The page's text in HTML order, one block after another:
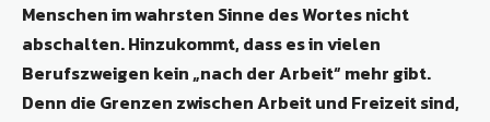
Menschen im wahrsten Sinne des Wortes nicht
abschalten. Hinzukommt, dass es in vielen
Berufszweigen kein „nach der Arbeit“ mehr gibt.
Denn die Grenzen zwischen Arbeit und Freizeit sind,